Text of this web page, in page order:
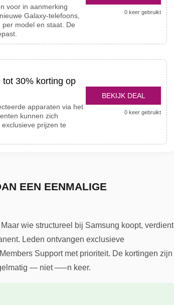
voor in aanmerking
Galaxy-telefoons,
model en staat. De
0 keer gebruikt
30% korting op
apparaten via het
kunnen zich
prijzen te
BEKIJK DEAL
0 keer gebruikt
EEN EENMALIGE
wie structureel bij Samsung koopt, verdient
Leden ontvangen exclusieve
Support met prioriteit. De kortingen zijn
— niet —–n keer.